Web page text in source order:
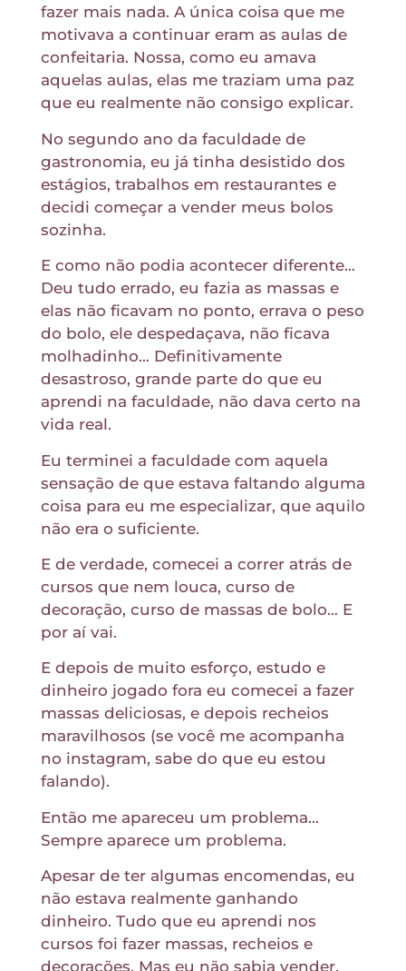
fazer mais nada. A única coisa que me
motivava a continuar eram as aulas de
confeitaria. Nossa, como eu amava
aquelas aulas, elas me traziam uma paz
que eu realmente não consigo explicar.
No segundo ano da faculdade de
gastronomia, eu já tinha desistido dos
estágios, trabalhos em restaurantes e
decidi começar a vender meus bolos
sozinha.
E como não podia acontecer diferente…
Deu tudo errado, eu fazia as massas e
elas não ficavam no ponto, errava o peso
do bolo, ele despedaçava, não ficava
molhadinho… Definitivamente
desastroso, grande parte do que eu
aprendi na faculdade, não dava certo na
vida real.
Eu terminei a faculdade com aquela
sensação de que estava faltando alguma
coisa para eu me especializar, que aquilo
não era o suficiente.
E de verdade, comecei a correr atrás de
cursos que nem louca, curso de
decoração, curso de massas de bolo… E
por aí vai.
E depois de muito esforço, estudo e
dinheiro jogado fora eu comecei a fazer
massas deliciosas, e depois recheios
maravilhosos (se você me acompanha
no instagram, sabe do que eu estou
falando).
Então me apareceu um problema…
Sempre aparece um problema.
Apesar de ter algumas encomendas, eu
não estava realmente ganhando
dinheiro. Tudo que eu aprendi nos
cursos foi fazer massas, recheios e
decorações. Mas eu não sabia vender.